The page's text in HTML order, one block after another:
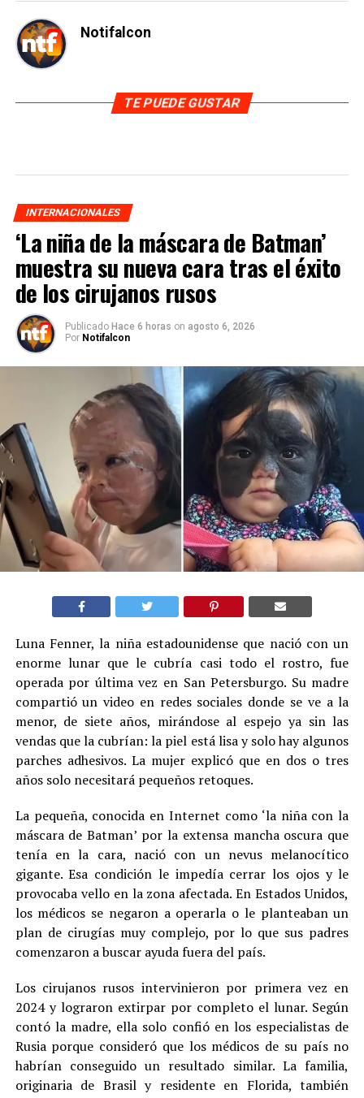
Notifalcon
TE PUEDE GUSTAR
INTERNACIONALES
‘La niña de la máscara de Batman’
muestra su nueva cara tras el éxito
de los cirujanos rusos
Publicado Hace 6 horas on agosto 6, 2026
Por Notifalcon
Luna Fenner, la niña estadounidense que nació con un
enorme lunar que le cubría casi todo el rostro, fue
operada por última vez en San Petersburgo. Su madre
compartió un video en redes sociales donde se ve a la
menor, de siete años, mirándose al espejo ya sin las
vendas que la cubrían: la piel está lisa y solo hay algunos
parches adhesivos. La mujer explicó que en dos o tres
años solo necesitará pequeños retoques.
La pequeña, conocida en Internet como ‘la niña con la
máscara de Batman’ por la extensa mancha oscura que
tenía en la cara, nació con un nevus melanocítico
gigante. Esa condición le impedía cerrar los ojos y le
provocaba vello en la zona afectada. En Estados Unidos,
los médicos se negaron a operarla o le planteaban un
plan de cirugías muy complejo, por lo que sus padres
comenzaron a buscar ayuda fuera del país.
Los cirujanos rusos intervinieron por primera vez en
2024 y lograron extirpar por completo el lunar. Según
contó la madre, ella solo confió en los especialistas de
Rusia porque consideró que los médicos de su país no
habrían conseguido un resultado similar. La familia,
originaria de Brasil y residente en Florida, también